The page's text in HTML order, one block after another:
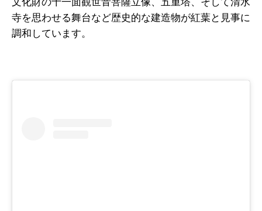
寺を思わせる舞台など歴史的な建造物が紅葉と見事に
調和しています。